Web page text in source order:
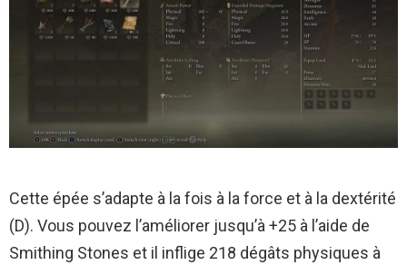
Cette épée s’adapte à la fois à la force et à la dextérité
(D). Vous pouvez l’améliorer jusqu’à +25 à l’aide de
Smithing Stones et il inflige 218 dégâts physiques à